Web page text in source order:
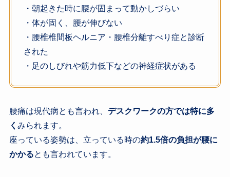
・朝起きた時に腰が固まって動かしづらい
・体が固く、腰が伸びない
・腰椎椎間板ヘルニア・腰椎分離すべり症と診断
された
・足のしびれや筋力低下などの神経症状がある
腰痛は現代病とも言われ、 デスクワークの方では特に多
く みられます。
座っている姿勢は、立っている時の約1.5倍の負担が腰に
かかるとも言われています。